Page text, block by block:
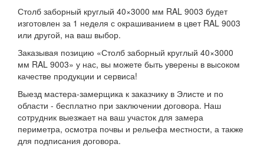
Столб заборный круглый 40×3000 мм RAL 9003 будет
изготовлен за 1 неделя с окрашиванием в цвет RAL 9003
или другой, на ваш выбор.
Заказывая позицию «Столб заборный круглый 40×3000
мм RAL 9003» у нас, вы можете быть уверены в высоком
качестве продукции и сервиса!
Выезд мастера-замерщика к заказчику в Элисте и по
области - бесплатно при заключении договора. Наш
сотрудник выезжает на ваш участок для замера
периметра, осмотра почвы и рельефа местности, а также
для подписания договора.